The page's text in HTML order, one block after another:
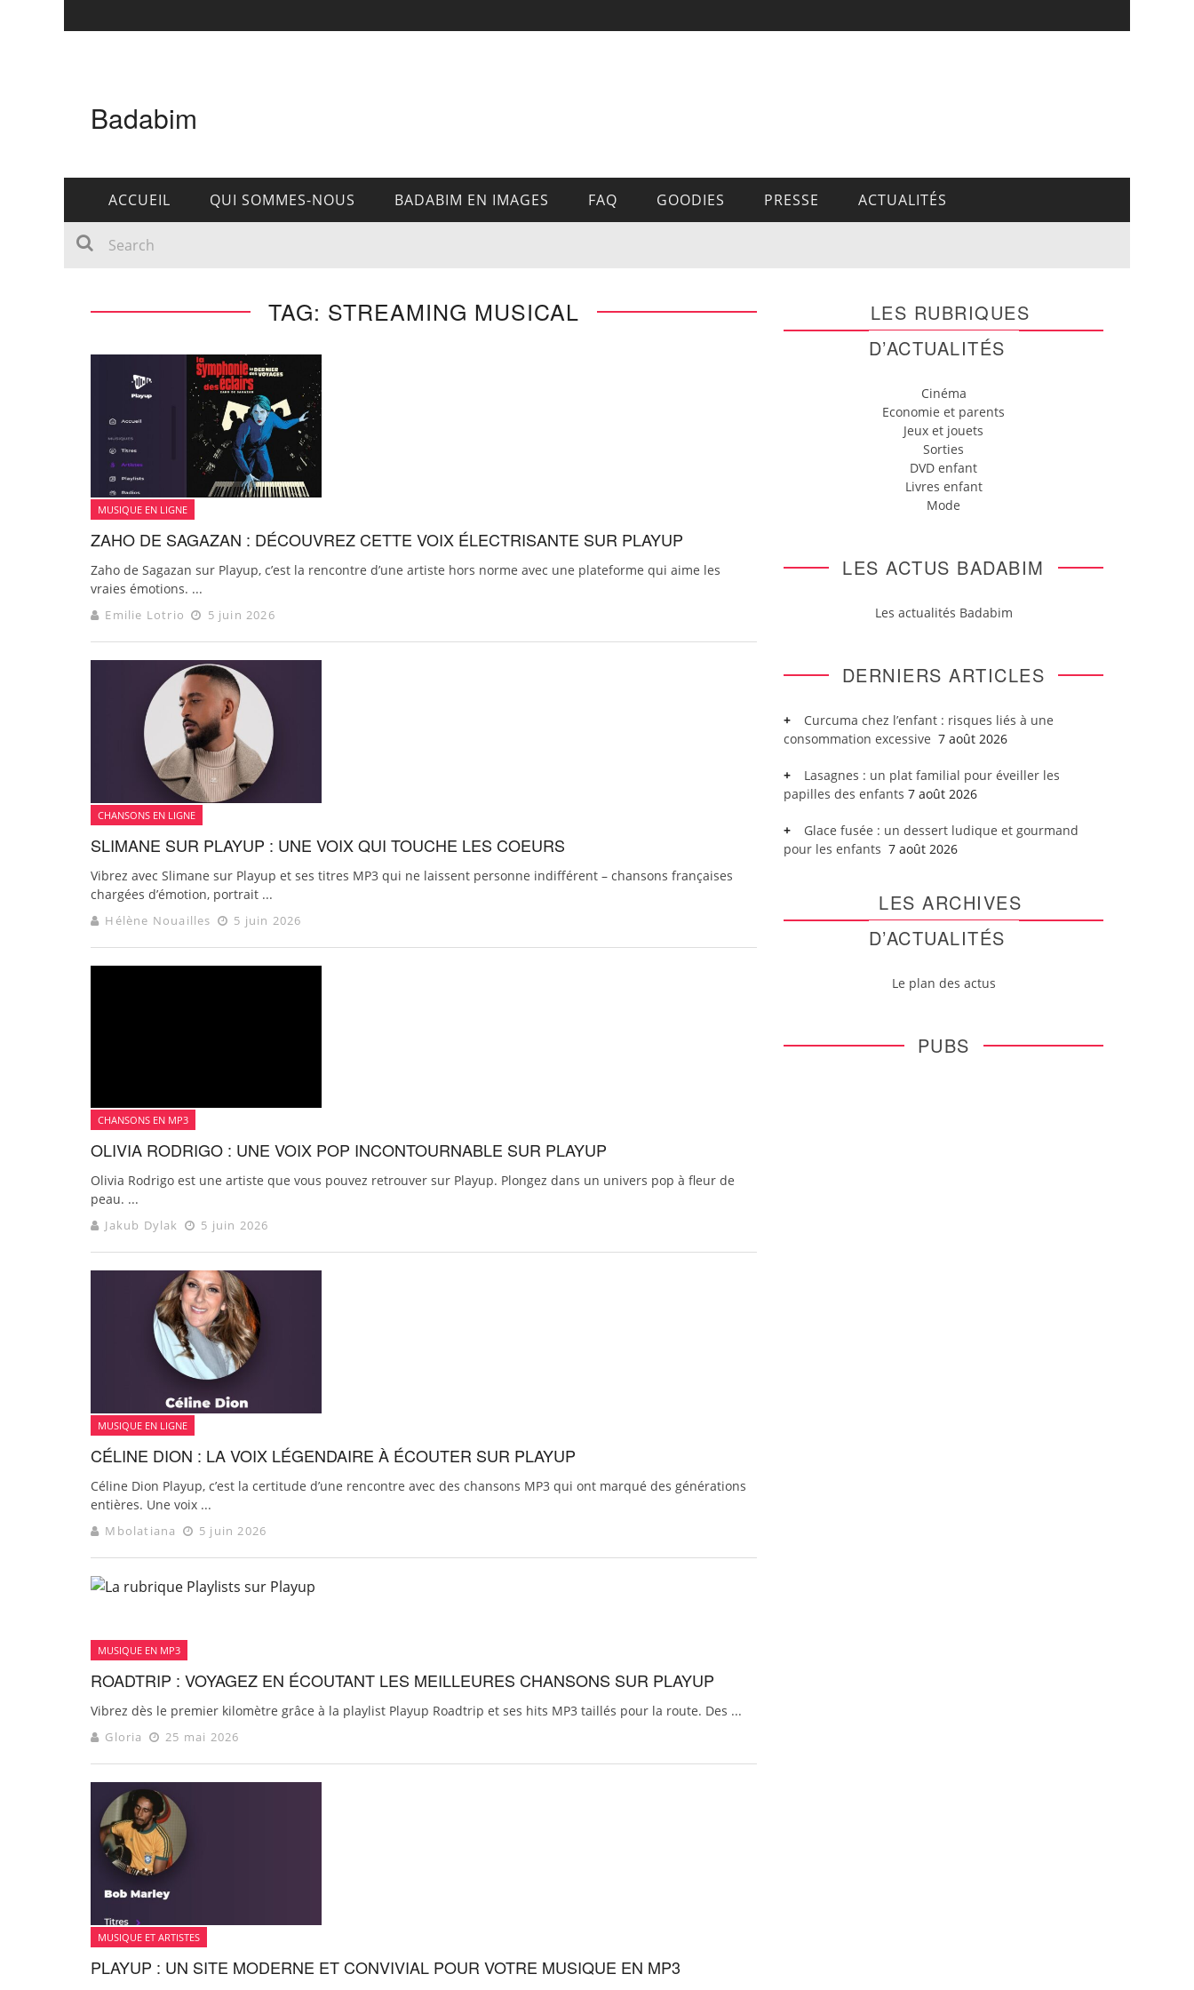
Badabim
ACCUEIL QUI SOMMES-NOUS BADABIM EN IMAGES FAQ GOODIES PRESSE ACTUALITÉS
TAG: STREAMING MUSICAL
MUSIQUE EN LIGNE
ZAHO DE SAGAZAN : DÉCOUVREZ CETTE VOIX ÉLECTRISANTE SUR PLAYUP
Zaho de Sagazan sur Playup, c’est la rencontre d’une artiste hors norme avec une plateforme qui aime les
vraies émotions. ...
Emilie Lotrio 5 juin 2026
CHANSONS EN LIGNE
SLIMANE SUR PLAYUP : UNE VOIX QUI TOUCHE LES COEURS
Vibrez avec Slimane sur Playup et ses titres MP3 qui ne laissent personne indifférent – chansons françaises
chargées d’émotion, portrait ...
Hélène Nouailles 5 juin 2026
CHANSONS EN MP3
OLIVIA RODRIGO : UNE VOIX POP INCONTOURNABLE SUR PLAYUP
Olivia Rodrigo est une artiste que vous pouvez retrouver sur Playup. Plongez dans un univers pop à fleur de
peau. ...
Jakub Dylak 5 juin 2026
MUSIQUE EN LIGNE
CÉLINE DION : LA VOIX LÉGENDAIRE À ÉCOUTER SUR PLAYUP
Céline Dion Playup, c’est la certitude d’une rencontre avec des chansons MP3 qui ont marqué des générations
entières. Une voix ...
Mbolatiana 5 juin 2026
MUSIQUE EN MP3
ROADTRIP : VOYAGEZ EN ÉCOUTANT LES MEILLEURES CHANSONS SUR PLAYUP
Vibrez dès le premier kilomètre grâce à la playlist Playup Roadtrip et ses hits MP3 taillés pour la route. Des ...
Gloria 25 mai 2026
MUSIQUE ET ARTISTES
PLAYUP : UN SITE MODERNE ET CONVIVIAL POUR VOTRE MUSIQUE EN MP3
LES RUBRIQUES
D’ACTUALITÉS
Cinéma
Economie et parents
Jeux et jouets
Sorties
DVD enfant
Livres enfant
Mode
LES ACTUS BADABIM
Les actualités Badabim
DERNIERS ARTICLES
Curcuma chez l’enfant : risques liés à une
consommation excessive 7 août 2026
Lasagnes : un plat familial pour éveiller les
papilles des enfants 7 août 2026
Glace fusée : un dessert ludique et gourmand
pour les enfants 7 août 2026
LES ARCHIVES
D’ACTUALITÉS
Le plan des actus
PUBS